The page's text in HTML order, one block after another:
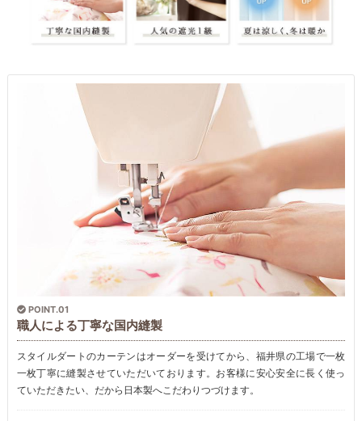
POINT.01
職人による丁寧な国内縫製
スタイルダートのカーテンはオーダーを受けてから、福井県の工場で一枚
一枚丁寧に縫製させていただいております。お客様に安心安全に長く使っ
ていただきたい、だから日本製へこだわりつづけます。